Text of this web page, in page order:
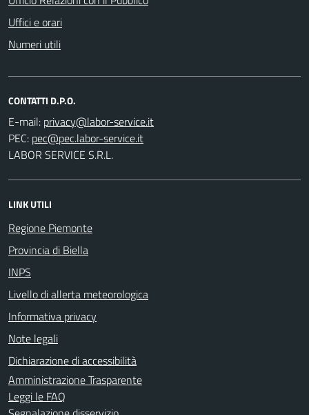
Uffici e orari
Numeri utili
CONTATTI D.P.O.
E-mail:
PEC:
LABOR SERVICE S.R.L.
LINK UTILI
Regione Piemonte
Provincia di Biella
INPS
Livello di allerta meteorologica
Informativa privacy
Note legali
Dichiarazione di accessibilità
Amministrazione Trasparente
Leggi le FAQ